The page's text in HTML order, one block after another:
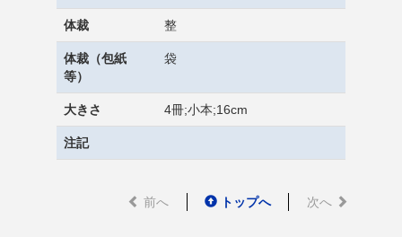
体裁 整
体裁（包紙
等）
袋
大きさ 4冊;小本;16cm
注記
前へ トップへ 次へ